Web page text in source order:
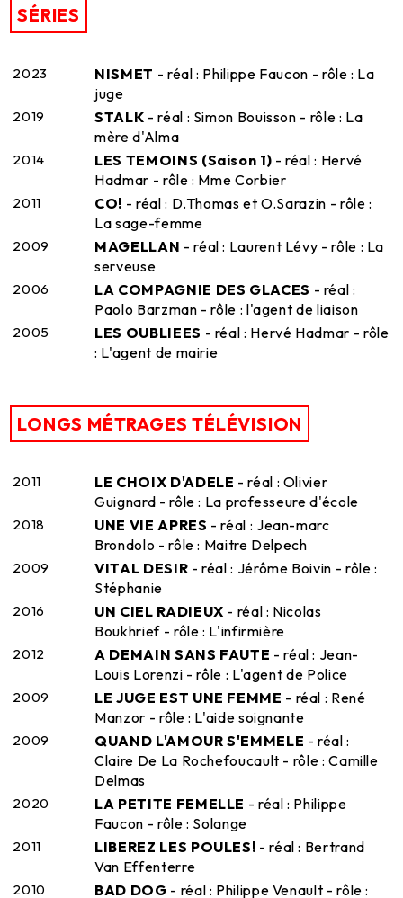
SÉRIES
2023 NISMET - réal : Philippe Faucon - rôle : La
juge
2019 STALK - réal : Simon Bouisson - rôle : La
mère d'Alma
2014 LES TEMOINS (Saison 1) - réal : Hervé
Hadmar - rôle : Mme Corbier
2011 CO! - réal : D.Thomas et O.Sarazin - rôle :
La sage-femme
2009 MAGELLAN - réal : Laurent Lévy - rôle : La
serveuse
2006 LA COMPAGNIE DES GLACES - réal :
Paolo Barzman - rôle : l'agent de liaison
2005 LES OUBLIEES - réal : Hervé Hadmar - rôle
: L'agent de mairie
LONGS MÉTRAGES TÉLÉVISION
2011 LE CHOIX D'ADELE - réal : Olivier
Guignard - rôle : La professeure d'école
2018 UNE VIE APRES - réal : Jean-marc
Brondolo - rôle : Maitre Delpech
2009 VITAL DESIR - réal : Jérôme Boivin - rôle :
Stéphanie
2016 UN CIEL RADIEUX - réal : Nicolas
Boukhrief - rôle : L'infirmière
2012 A DEMAIN SANS FAUTE - réal : Jean-
Louis Lorenzi - rôle : L'agent de Police
2009 LE JUGE EST UNE FEMME - réal : René
Manzor - rôle : L'aide soignante
2009 QUAND L'AMOUR S'EMMELE - réal :
Claire De La Rochefoucault - rôle : Camille
Delmas
2020 LA PETITE FEMELLE - réal : Philippe
Faucon - rôle : Solange
2011 LIBEREZ LES POULES! - réal : Bertrand
Van Effenterre
2010 BAD DOG - réal : Philippe Venault - rôle :